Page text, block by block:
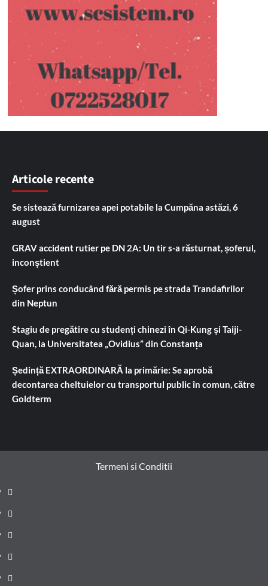
Articole recente
Se sistează furnizarea apei potabile la Cumpăna astăzi, 6
august
GRAV accident rutier pe DN 2A: Un tir s-a răsturnat, șoferul,
inconștient
Șofer prins conducând fără permis pe strada Trandafirilor
din Neptun
Stagiu de pregătire cu studenți chinezi în Qi-Kung și Taiji-
Quan, la Universitatea „Ovidius” din Constanța
Ședință EXTRAORDINARĂ la primărie: Se aprobă
decontarea cheltuielor cu transportul public în comun, către
Goldterm
Termeni si Conditii
Prima
pagină
Știri
de
ultima
Administrație
locală
Actualitate
Justiție